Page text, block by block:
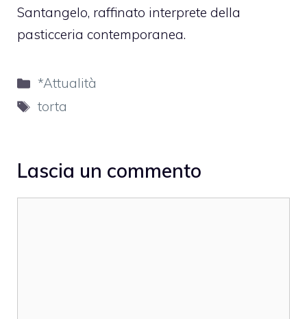
Santangelo, raffinato interprete della
pasticceria contemporanea.
Categorie
*Attualità
Tag
torta
Lascia un commento